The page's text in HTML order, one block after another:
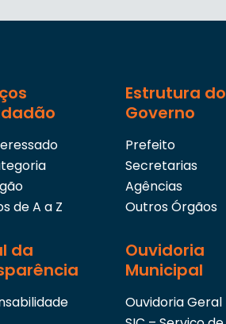
de A a Z
Estrutura do
Governo
Prefeito
Secretarias
Agências
Outros Órgãos
da
Ouvidoria
Municipal
Ouvidoria Geral